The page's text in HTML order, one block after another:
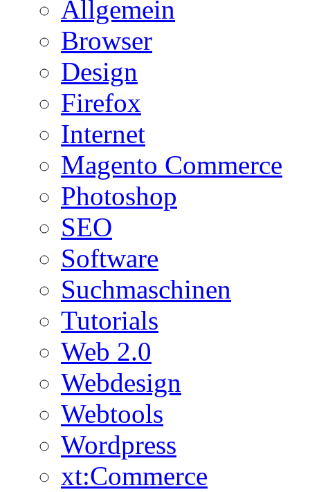
Allgemein
Browser
Design
Firefox
Internet
Magento Commerce
Photoshop
SEO
Software
Suchmaschinen
Tutorials
Web 2.0
Webdesign
Webtools
Wordpress
xt:Commerce